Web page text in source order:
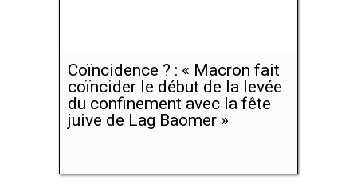
Coïncidence ? : « Macron fait
coïncider le début de la levée
du confinement avec la fête
juive de Lag Baomer »